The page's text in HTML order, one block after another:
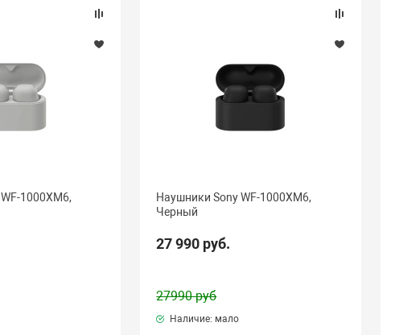
1000XM6,
Наушники Sony WF-1000XM6,
Черный
27 990 руб.
27990 руб
Наличие: мало